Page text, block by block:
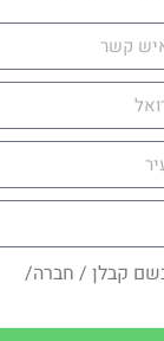
בשם קבלן / חברה/